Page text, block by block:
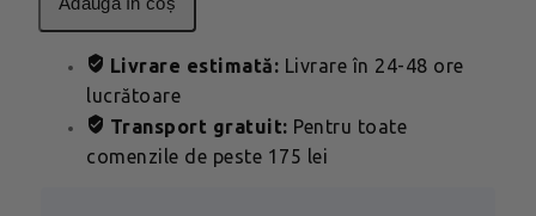
Livrare estimată: Livrare în 24-48 ore
lucrătoare
Transport gratuit: Pentru toate
comenzile de peste 175 lei